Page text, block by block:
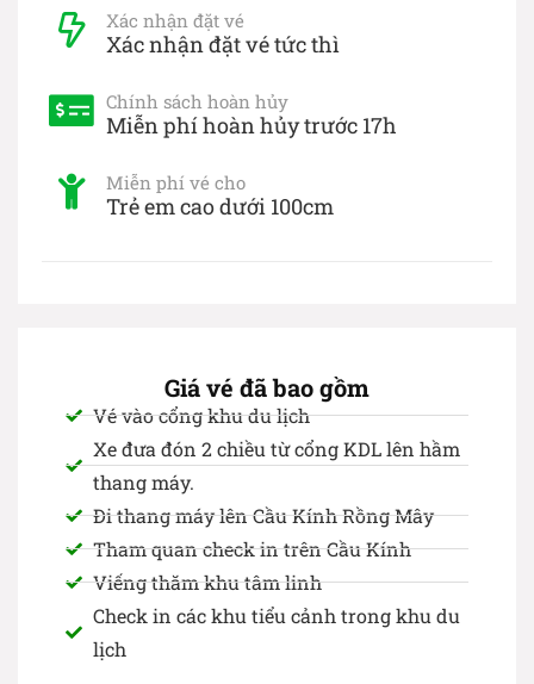
Xác nhận đặt vé
Xác nhận đặt vé tức thì
Chính sách hoàn hủy
Miễn phí hoàn hủy trước 17h
Miễn phí vé cho
Trẻ em cao dưới 100cm
Giá vé đã bao gồm
Vé vào cổng khu du lịch
Xe đưa đón 2 chiều từ cổng KDL lên hầm
thang máy.
Đi thang máy lên Cầu Kính Rồng Mây
Tham quan check in trên Cầu Kính
Viếng thăm khu tâm linh
Check in các khu tiểu cảnh trong khu du
lịch